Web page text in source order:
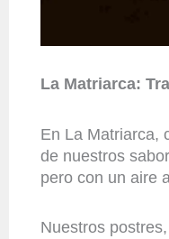
La Matriarca:
En La Matriarca,
de nuestros
pero con un aire
Nuestros